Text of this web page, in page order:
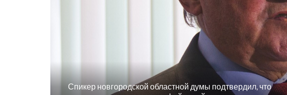
Спикер новгородской областной думы подтвердил, что